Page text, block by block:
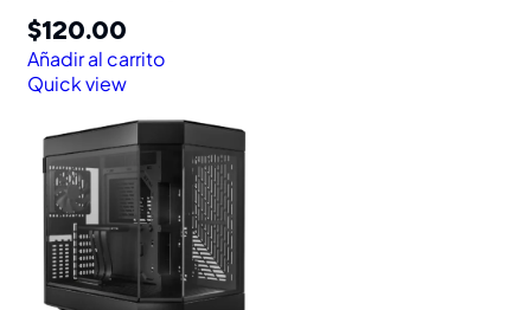
$120.00
Añadir al carrito
Quick view